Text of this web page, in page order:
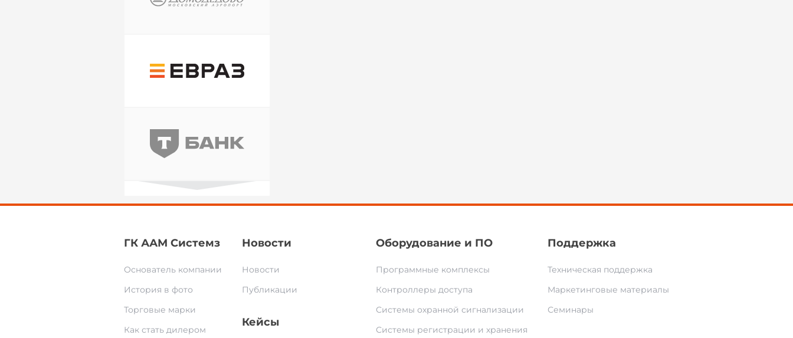
ГК ААМ Системз
Основатель компании
История в фото
Торговые марки
Как стать дилером
Новости
Новости
Публикации
Кейсы
Оборудование и ПО
Программные комплексы
Контроллеры доступа
Системы охранной сигнализации
Системы регистрации и хранения
Поддержка
Техническая поддержка
Маркетинговые материалы
Семинары